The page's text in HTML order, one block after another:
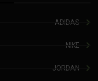
ADIDAS
NIKE
JORDAN